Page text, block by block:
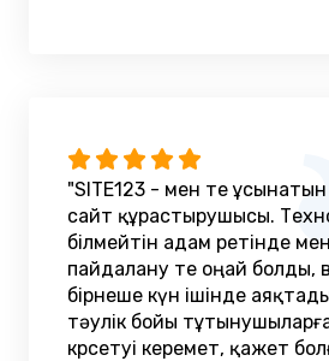
"SITE123 - мен өте
сайт құрастырушысы.
білмейтін адам ретінде
пайдалану өте оңай
бірнеше күн ішінде
тәулік бойы
көрсетуі керемет, қажет